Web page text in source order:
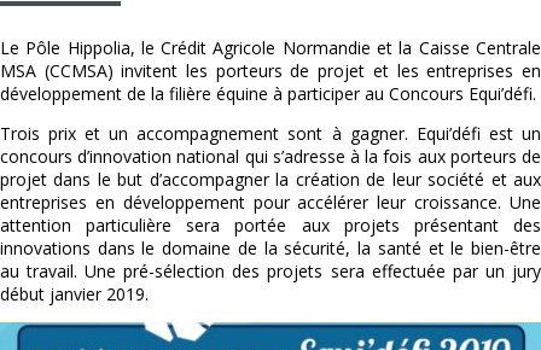
Le Pôle Hippolia, le Crédit Agricole Normandie et la Caisse Centrale
MSA (CCMSA) invitent les porteurs de projet et les entreprises en
développement de la filière équine à participer au Concours Equi’défi.
Trois prix et un accompagnement sont à gagner. Equi’défi est un
concours d’innovation national qui s’adresse à la fois aux porteurs de
projet dans le but d’accompagner la création de leur société et aux
entreprises en développement pour accélérer leur croissance. Une
attention particulière sera portée aux projets présentant des
innovations dans le domaine de la sécurité, la santé et le bien-être
au travail. Une pré-sélection des projets sera effectuée par un jury
début janvier 2019.